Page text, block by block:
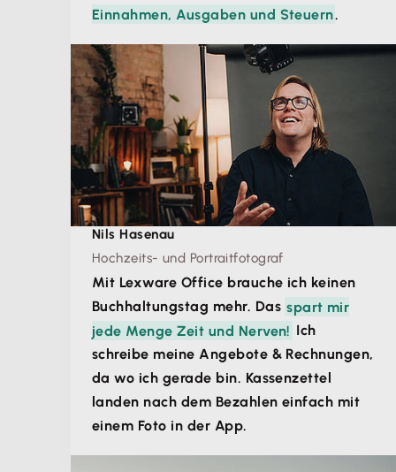
Einnahmen, Ausgaben und Steuern.
Nils Hasenau
Hochzeits- und Portraitfotograf
Mit Lexware Office brauche ich keinen
Buchhaltungstag mehr. Das spart mir
jede Menge Zeit und Nerven! Ich
schreibe meine Angebote & Rechnungen,
da wo ich gerade bin. Kassenzettel
landen nach dem Bezahlen einfach mit
einem Foto in der App.